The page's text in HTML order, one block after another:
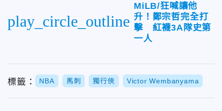
play_circle_outline
MiLB/狂喊讓他
升！鄭宗哲完全打
擊 紅襪3A隊史第
一人
標籤： NBA 馬刺 獨行俠 Victor Wembanyama